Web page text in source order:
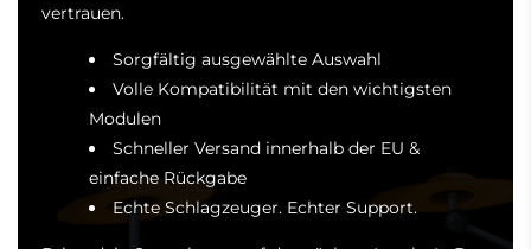
vertrauen.
Sorgfältig ausgewählte Auswahl
Volle Kompatibilität mit den wichtigsten
Modulen
Schneller Versand innerhalb der EU &
einfache Rückgabe
Echte Schlagzeuger. Echter Support.